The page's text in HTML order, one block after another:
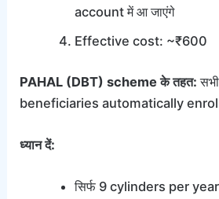
account में आ जाएंगे
Effective cost: ~₹600
PAHAL (DBT) scheme के तहत:
beneficiaries automatically
ध्यान दें:
सिर्फ 9 cylinders per